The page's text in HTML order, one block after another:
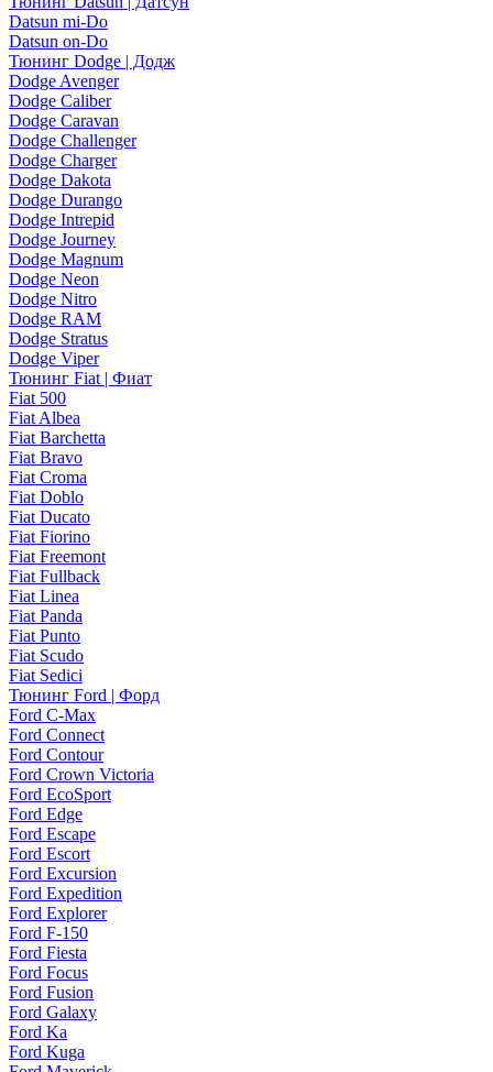
Datsun mi-Do
Datsun on-Do
Тюнинг Dodge | Додж
Dodge Avenger
Dodge Caliber
Dodge Caravan
Dodge Challenger
Dodge Charger
Dodge Dakota
Dodge Durango
Dodge Intrepid
Dodge Journey
Dodge Magnum
Dodge Neon
Dodge Nitro
Dodge RAM
Dodge Stratus
Dodge Viper
Тюнинг Fiat | Фиат
Fiat 500
Fiat Albea
Fiat Barchetta
Fiat Bravo
Fiat Croma
Fiat Doblo
Fiat Ducato
Fiat Fiorino
Fiat Freemont
Fiat Fullback
Fiat Linea
Fiat Panda
Fiat Punto
Fiat Scudo
Fiat Sedici
Тюнинг Ford | Форд
Ford C-Max
Ford Connect
Ford Contour
Ford Crown Victoria
Ford EcoSport
Ford Edge
Ford Escape
Ford Escort
Ford Excursion
Ford Expedition
Ford Explorer
Ford F-150
Ford Fiesta
Ford Focus
Ford Fusion
Ford Galaxy
Ford Ka
Ford Kuga